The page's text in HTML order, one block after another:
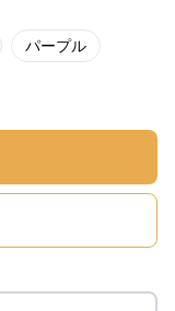
パープル